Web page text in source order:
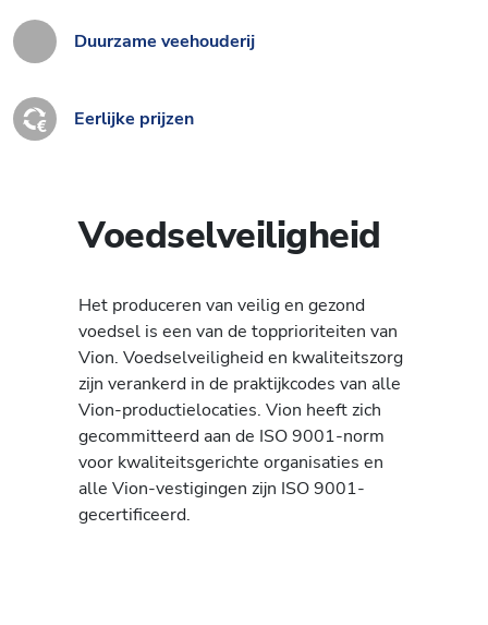
Duurzame veehouderij
Eerlijke prijzen
Voedselveiligheid
Het produceren van veilig en gezond
voedsel is een van de topprioriteiten van
Vion. Voedselveiligheid en kwaliteitszorg
zijn verankerd in de praktijkcodes van alle
Vion-productielocaties. Vion heeft zich
gecommitteerd aan de ISO 9001-norm
voor kwaliteitsgerichte organisaties en
alle Vion-vestigingen zijn ISO 9001-
gecertificeerd.